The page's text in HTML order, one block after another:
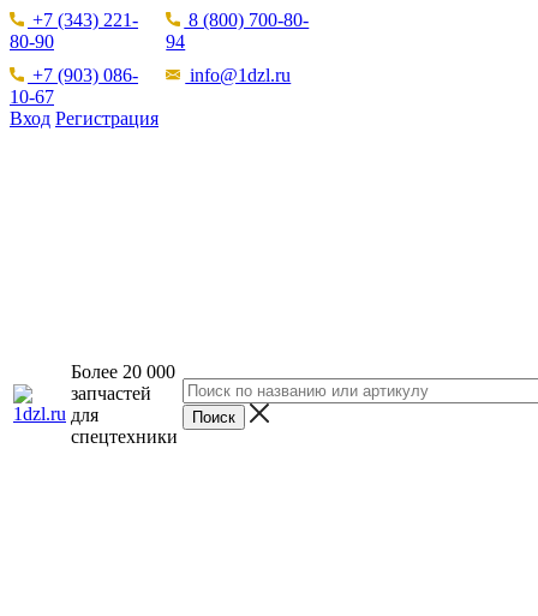
+7 (343) 221-
80-90
8 (800) 700-80-
94
+7 (903) 086-
10-67
info@1dzl.ru
Вход Регистрация
Более 20 000
запчастей
для
спецтехники